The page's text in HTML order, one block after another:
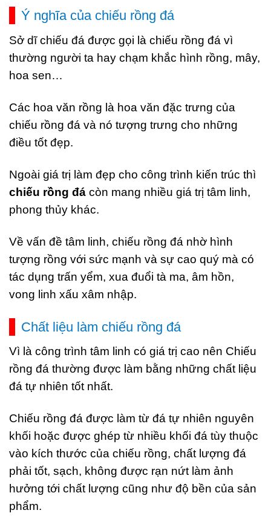
Ý nghĩa của chiếu rồng đá
Sở dĩ chiếu đá được gọi là chiếu rồng đá vì
thường người ta hay chạm khắc hình rồng, mây,
hoa sen…
Các hoa văn rồng là hoa văn đặc trưng của
chiếu rồng đá và nó tượng trưng cho những
điều tốt đẹp.
Ngoài giá trị làm đẹp cho công trình kiến trúc thì
chiếu rồng đá còn mang nhiều giá trị tâm linh,
phong thủy khác.
Về vấn đề tâm linh, chiếu rồng đá nhờ hình
tượng rồng với sức mạnh và sự cao quý mà có
tác dụng trấn yểm, xua đuổi tà ma, âm hồn,
vong linh xấu xâm nhập.
Chất liệu làm chiếu rồng đá
Vì là công trình tâm linh có giá trị cao nên Chiếu
rồng đá thường được làm bằng những chất liệu
đá tự nhiên tốt nhất.
Chiếu rồng đá được làm từ đá tự nhiên nguyên
khối hoặc được ghép từ nhiều khối đá tùy thuộc
vào kích thước của chiếu rồng, chất lượng đá
phải tốt, sạch, không được rạn nứt làm ảnh
hưởng tới chất lượng cũng như độ bền của sản
phẩm.